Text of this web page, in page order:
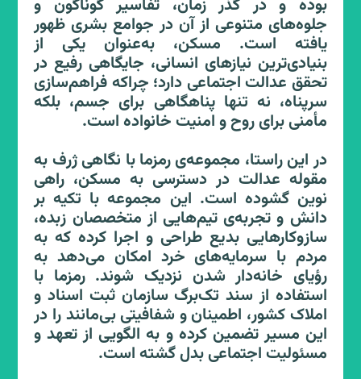
بوده و در گذر زمان، تفاسیر گوناگون و
جلوه‌های متنوعی از آن در جوامع بشری ظهور
یافته است. مسکن، به‌عنوان یکی از
بنیادی‌ترین نیازهای انسانی، جایگاهی رفیع در
تحقق عدالت اجتماعی دارد؛ چراکه فراهم‌سازی
سرپناه، نه تنها پناهگاهی برای جسم، بلکه
مأمنی برای روح و امنیت خانواده است.
در این راستا، مجموعه‌ی رمزما با نگاهی ژرف به
مقوله عدالت در دسترسی به مسکن، راهی
نوین گشوده است. این مجموعه با تکیه بر
دانش و تجربه‌ی تیم‌هایی از متخصصان زبده،
سازوکارهایی بدیع طراحی و اجرا کرده که به
مردم با سرمایه‌های خرد امکان می‌دهد به
رؤیای خانه‌دار شدن نزدیک شوند. رمزما با
استفاده از سند تک‌برگ سازمان ثبت اسناد و
املاک کشور، اطمینان و شفافیتی بی‌مانند را در
این مسیر تضمین کرده و به الگویی از تعهد و
مسئولیت اجتماعی بدل گشته است.
رمزما چطور ملک و خانه ارزان پیدا می نماید؟
در سامانه رمزما هر ساعت لیست های بسیار
بزرگی از املاک فروشنده هایی که عموما به
خاطر اجبار به فروش فوری و ناکامی در بازار به
این سامانه مراجعه می نمایند، املاک پلتفرم
های آنلاین ، املاک مزایده ای و مشاوران املاک
که عموما از مزیت همکاری با رمزما آگاه
هستند تشکیل می گردد. با گذر این لیست
های بزرگ از سیستم های هوش مصنوعی
منحصر به فرد رمزما و آنالیزهای انسانی، املاکی
که قیمت خیلی مناسبی دارند گلچین می گردند
و بعد از دریافت استعلامات لازم و بستن
قرارداد تعهد فروش با فروشنده به صورت بلوک
های سهمی در سامانه رمزما قرار می گیرند.